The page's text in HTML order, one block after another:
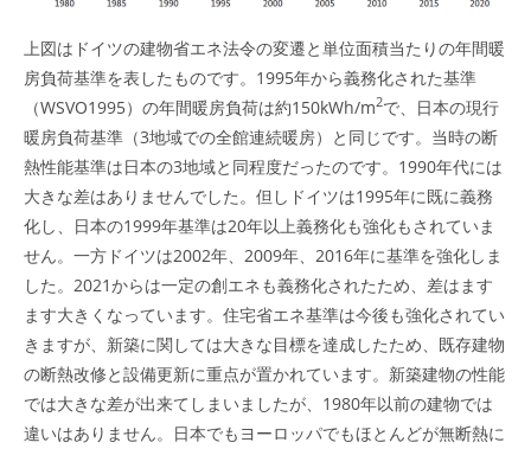
上図はドイツの建物省エネ法令の変遷と単位面積当たりの年間暖
房負荷基準を表したものです。1995年から義務化された基準
（WSVO1995）の年間暖房負荷は約150kWh/m2で、日本の現行
暖房負荷基準（3地域での全館連続暖房）と同じです。当時の断
熱性能基準は日本の3地域と同程度だったのです。1990年代には
大きな差はありませんでした。但しドイツは1995年に既に義務
化し、日本の1999年基準は20年以上義務化も強化もされていま
せん。一方ドイツは2002年、2009年、2016年に基準を強化しま
した。2021からは一定の創エネも義務化されたため、差はます
ます大きくなっています。住宅省エネ基準は今後も強化されてい
きますが、新築に関しては大きな目標を達成したため、既存建物
の断熱改修と設備更新に重点が置かれています。新築建物の性能
では大きな差が出来てしまいましたが、1980年以前の建物では
違いはありません。日本でもヨーロッパでもほとんどが無断熱に